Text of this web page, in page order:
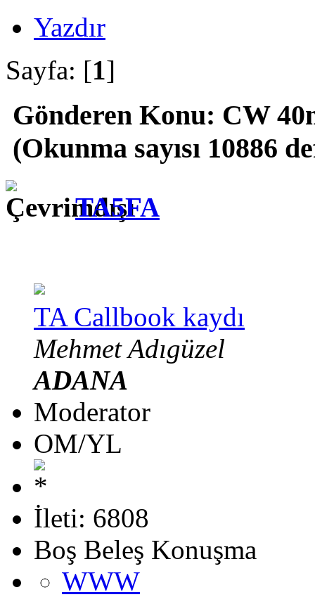
Yazdır
Sayfa: [1]
Gönderen Konu: CW
(Okunma sayısı 10886
TA5FA
TA Callbook kaydı
Mehmet Adıgüzel
ADANA
Moderator
OM/YL
İleti: 6808
Boş Beleş Konuşma
WWW